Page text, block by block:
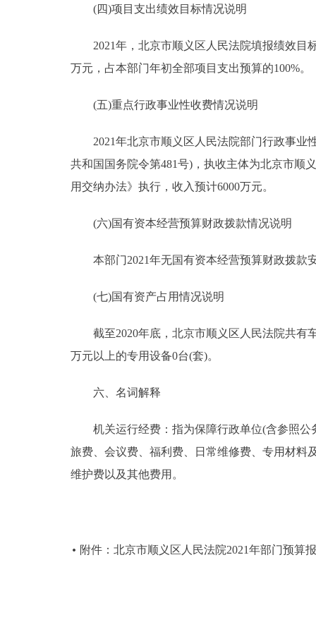
(四)项目支出绩效目标情况说明
2021年，北京市顺义区人民法院填报绩效目标
万元，占本部门年初全部项目支出预算的100%。
(五)重点行政事业性收费情况说明
2021年北京市顺义区人民法院部门行政事业性
共和国国务院令第481号)，执收主体为北京市顺
用交纳办法》执行，收入预计6000万元。
(六)国有资本经营预算财政拨款情况说明
本部门2021年无国有资本经营预算财政拨款
(七)国有资产占用情况说明
截至2020年底，北京市顺义区人民法院共有车
万元以上的专用设备0台(套)。
六、名词解释
机关运行经费：指为保障行政单位(含参照公
旅费、会议费、福利费、日常维修费、专用材料
维护费以及其他费用。
附件：北京市顺义区人民法院2021年部门预算